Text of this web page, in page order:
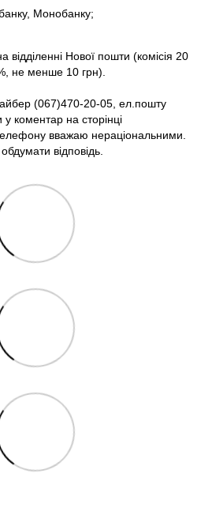
Монобанку;
відділенні Нової пошти (комісія 20
не менше 10 грн).
(067)470-20-05, ел.пошту
коментар на сторінці
вважаю нераціональними.
відповідь.